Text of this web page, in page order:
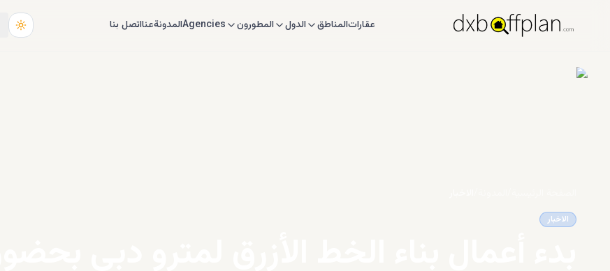
عقاراتالمناطق الدول المطورون Agenciesالمدونةعنااتصل بنا
الاخبار